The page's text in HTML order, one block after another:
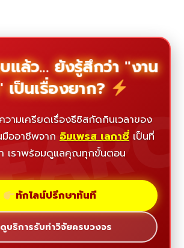
แล้ว... ยังรู้สึกว่า "งาน
เป็นเรื่องยาก?
วามเครียดเรื่องธีซิสกัดกินเวลาของ
ออาชีพจาก อิมเพรส เลกาซี่ เป็นที่
เราพร้อมดูแลคุณทุกขั้นตอน
ทักไลน์ปรึกษาทันที
ดูบริการรับทำวิจัยครบวงจร